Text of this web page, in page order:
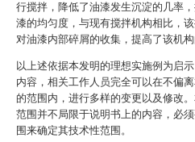
行搅拌，降低了油漆发生沉淀的几率
漆的均匀度，与现有搅拌机构相比，
对油漆内部碎屑的收集，提高了该机构
以上述依据本发明的理想实施例为启
内容，相关工作人员完全可以在不偏
的范围内，进行多样的变更以及修改
范围并不局限于说明书上的内容，必
围来确定其技术性范围。